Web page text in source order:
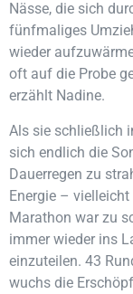
Nässe, die sich
fünfmaliges
wieder
oft auf die Probe
erzählt Nadine.
Als sie schließlich
sich endlich die
Dauerregen zu
Energie –
Marathon war zu
immer wieder ins
einzuteilen. 43
wuchs die